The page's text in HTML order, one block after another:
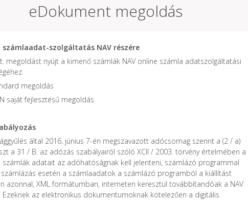
eDokument megoldás
számlaadat-szolgáltatás NAV részére
megoldást nyújt a kimenő számlák NAV online számla adatszolgáltatási
megoldás
saját fejlesztésű megoldás
által 2016. június 7-én megszavazott adócsomag szerint a (2 / a)
a 31 / B. az adózás szabályairól szóló XCII / 2003. törvény értelmében a
adatait az adóhatóságnak kell jelenteni, számlázó programmal
esetén a számlaadatok a számlázó programból a kiállítást
azonnal, XML formátumban, interneten keresztül továbbítandóak a NAV
Ezeknek az elektronikus dokumentumoknak kötelezően a digitális